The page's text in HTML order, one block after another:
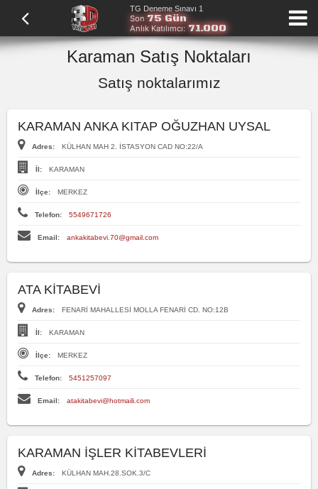
TG Deneme Sınavı 1
Son 75 Gün
Anlık Katılımcı:71.000
Karaman Satış Noktaları
Satış noktalarımız
KARAMAN ANKA KITAP OĞUZHAN UYSAL
Adres: KÜLHAN MAH 2. İSTASYON CAD NO:22/A
İl: KARAMAN
İlçe: MERKEZ
Telefon: 5549671726
Email: ankakitabevi.70@gmail.com
ATA KİTABEVİ
Adres: FENARİ MAHALLESİ MOLLA FENARİ CD. NO:12B
İl: KARAMAN
İlçe: MERKEZ
Telefon: 5451257097
Email: atakitabevi@hotmaili.com
KARAMAN İŞLER KİTABEVLERİ
Adres: KÜLHAN MAH.28.SOK.3/C